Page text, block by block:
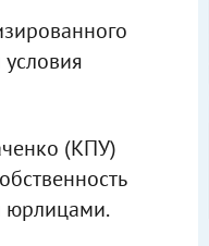
(КПУ)
юрлицами.